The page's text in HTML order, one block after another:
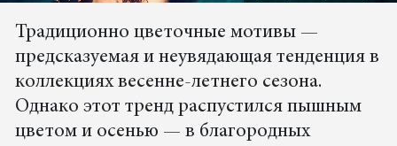
Традиционно цветочные мотивы —
предсказуемая и неувядающая тенденция в
коллекциях весенне-летнего сезона.
Однако этот тренд распустился пышным
цветом и осенью — в благородных